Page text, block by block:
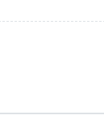
Nhìn
Thủy